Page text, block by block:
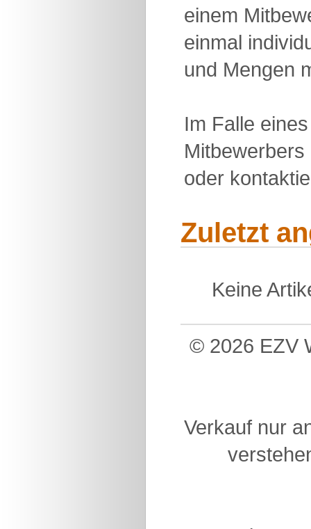
einem
einmal
und Mengen
Im Falle
oder
Zuletzt
Keine
© 2026 EZV
Verkauf nur